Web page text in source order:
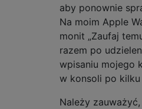
aby ponownie
Na moim Apple
monit „Zaufaj
razem po
wpisaniu mojego
w konsoli po kilku
Należy